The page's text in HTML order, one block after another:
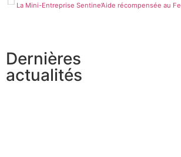
La Mini-Entreprise Sentine’Aide récompensée au
Dernières
actualités